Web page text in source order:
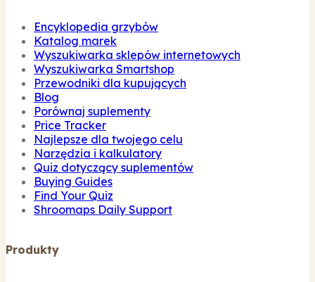
Encyklopedia grzybów
Katalog marek
Wyszukiwarka sklepów internetowych
Wyszukiwarka Smartshop
Przewodniki dla kupujących
Blog
Porównaj suplementy
Price Tracker
Najlepsze dla twojego celu
Narzędzia i kalkulatory
Quiz dotyczący suplementów
Buying Guides
Find Your Quiz
Shroomaps Daily Support
Produkty